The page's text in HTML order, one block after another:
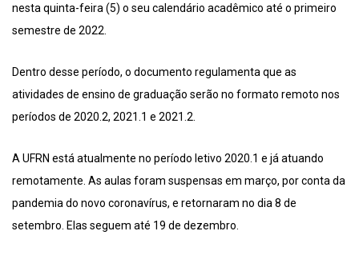
nesta quinta-feira (5) o seu calendário acadêmico até o primeiro
semestre de 2022.
Dentro desse período, o documento regulamenta que as
atividades de ensino de graduação serão no formato remoto nos
períodos de 2020.2, 2021.1 e 2021.2.
A UFRN está atualmente no período letivo 2020.1 e já atuando
remotamente. As aulas foram suspensas em março, por conta da
pandemia do novo coronavírus, e retornaram no dia 8 de
setembro. Elas seguem até 19 de dezembro.